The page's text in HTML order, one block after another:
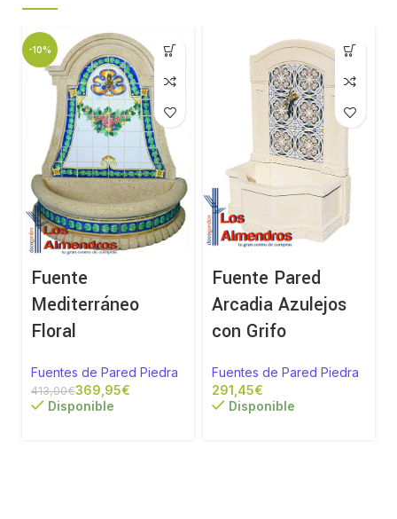
-10%
Fuente
Mediterráneo
Floral
Fuentes de Pared Piedra
413,00€369,95€
Disponible
Fuente Pared
Arcadia Azulejos
con Grifo
Fuentes de Pared Piedra
€
Disponible